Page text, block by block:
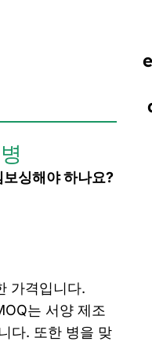
보싱해야 하나요?
가격입니다.
는 서양 제조
다. 또한 병을 맞